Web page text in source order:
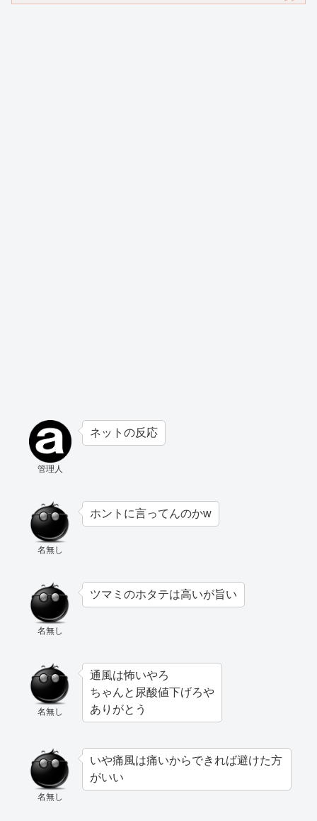
管理人
ネットの反応
名無し
ホントに言ってんのかw
名無し
ツマミのホタテは高いが旨い
名無し
通風は怖いやろ
ちゃんと尿酸値下げろや
ありがとう
名無し
いや痛風は痛いからできれば避けた方
がいい